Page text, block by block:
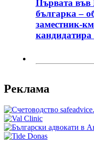
Първата във
българка –
заместник-
кандидатира
Реклама